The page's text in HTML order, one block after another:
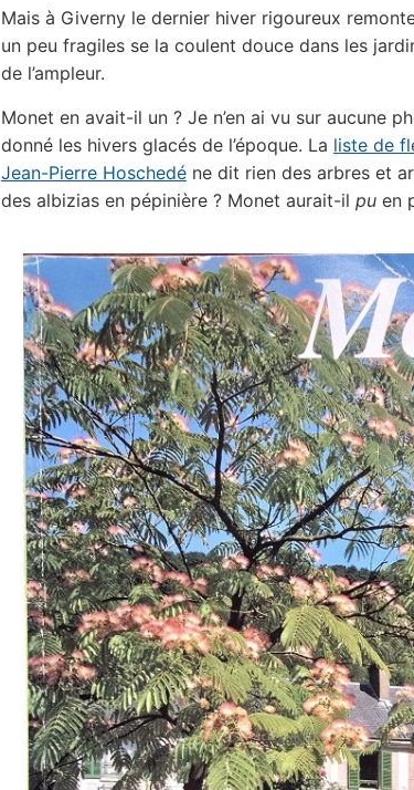
Mais à Giverny le dernier hiver rigoureux
un peu fragiles se la coulent douce dans les
de l’ampleur.
Monet en avait-il un ? Je n’en ai vu sur aucune
donné les hivers glacés de l’époque. La liste de
Jean-Pierre Hoschedé ne dit rien des arbres et
des albizias en pépinière ? Monet aurait-il pu en